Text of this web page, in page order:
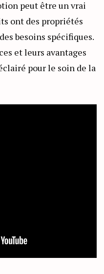
peut être un vrai
ont des propriétés
besoins spécifiques.
et leurs avantages
pour le soin de la